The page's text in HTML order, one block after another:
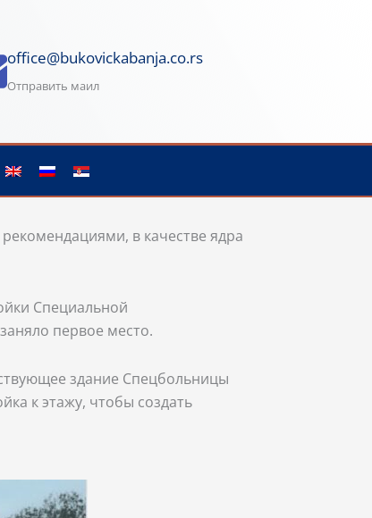
office@bukovickabanja.co.rs
Отправить маил
в качестве ядра
Специальной
первое место.
здание Спецбольницы
к этажу, чтобы создать